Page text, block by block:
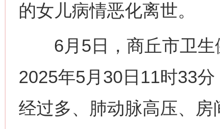
的女儿病情恶化离世。
6月5日，商丘市卫生
2025年5月30日11时33
经过多、肺动脉高压、房